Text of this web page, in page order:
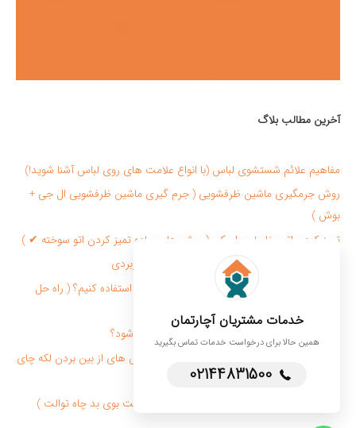
آخرین مطالب بلاگ
مفاهیم علائم شستشوی لباس (با انواع علامت های روی لباس آشنا شوید!)
روش جرمگیری ماشین ظرفشویی ( جرم گیری ماشین ظرفشویی ال جی +
بوش )
تمیز کردن اتو بخار + سرامیکی ( روش های ساده تميز كردن اتو سوخته ✔ )
تميز كردن شيشه پنجره با 10 روش فوق العاده کاربردی
برای از بین بردن بوی بد کفش از چه روش هایی استفاده کنیم؟ ( راه حل
قیمت پرستار سالمند در منزل چگونه محاسبه می شود؟
لکه چای روی لباس را چگونه پاک کنیم؟ ( ✔ روش های از بین بردن لکه چای
روی لباس )
روش های رفع بوی بد توالت ایرانی + فرنگی ( علت بوی بد چاه توالت )
خدمات مشتریان آچارتمان
همین حالا برای درخواست خدمات تماس بگیرید
02144831500